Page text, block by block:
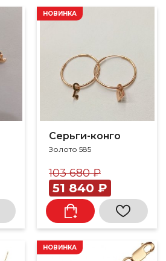
Серьги-конго
Золото 585
НОВИНКА
103 680 ₽
51 840 ₽
НОВИНКА